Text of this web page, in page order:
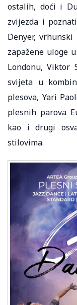
ostalih, doći i
zvijezda i
Denyer,
zapažene uloge
Londonu, Viktor
svijeta u
plesova, Yari
plesnih parova
kao i drugi
stilovima.